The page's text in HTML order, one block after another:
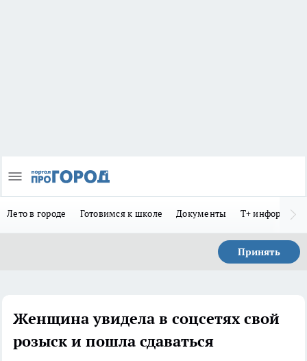
Лето в городе Готовимся к школе Документы Т+
Принять
Женщина увидела в соцсетях свой
розыск и пошла сдаваться